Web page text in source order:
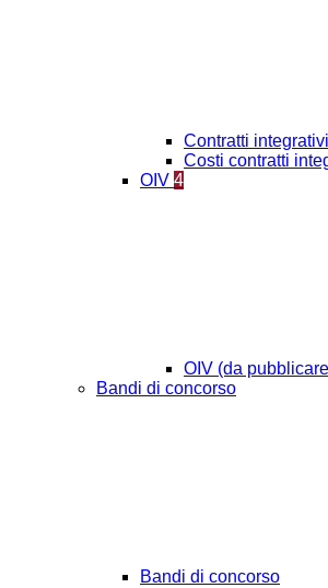
Contratti integrativi
Costi contratti
OIV 4
OIV (da
Bandi di concorso
Bandi di concorso